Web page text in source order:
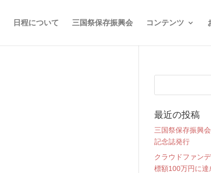
日程について 三国祭保存振興会 コンテンツ
最近の投稿
三国祭保存振興
記念誌発行
クラウドファン
標額100万円に達